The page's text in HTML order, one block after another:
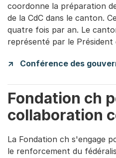
coordonne la préparation
de la CdC dans le canton.
quatre fois par an. Le
représenté par le Président
Conférence des
Fondation ch
collaboration
La Fondation ch s'engage
le renforcement du